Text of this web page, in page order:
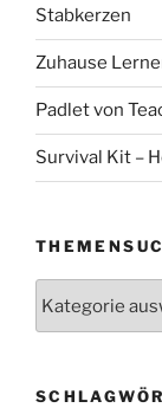
Stabkerzen
Zuhause
Padlet von
Survival Kit –